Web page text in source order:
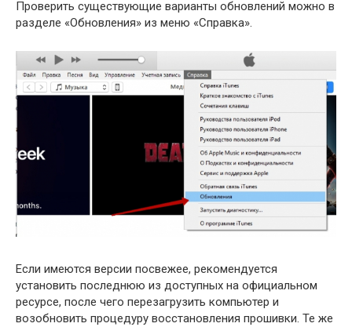
Проверить существующие варианты обновлений можно в
разделе «Обновления» из меню «Справка».
Если имеются версии посвежее, рекомендуется
установить последнюю из доступных на официальном
ресурсе, после чего перезагрузить компьютер и
возобновить процедуру восстановления прошивки. Те же